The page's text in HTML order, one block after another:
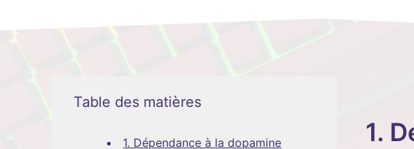
Table des matières
1. Dépendance à la dopamine
1.